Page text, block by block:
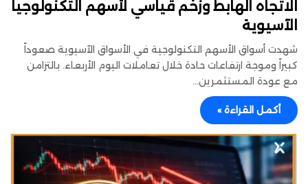
الاتجاه الهابط وزخم قياسي لأسهم التكنولوجيا
الآسيوية
شهدت أسواق الأسهم التكنولوجية في الأسواق الآسيوية صعوداً
كبيراً وموجة ارتفاعات حادة خلال تعاملات اليوم الأربعاء. بالتزامن
مع عودة المستثمرين…
أكمل القراءة »